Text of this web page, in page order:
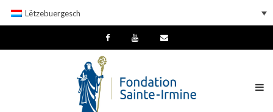
Lëtzebuergesch